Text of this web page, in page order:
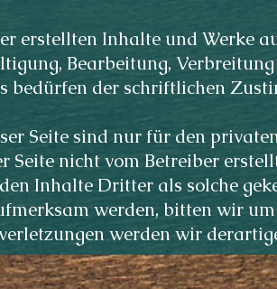
erstellten Inhalte und Werke
Bearbeitung,
bedürfen der schriftlichen
Seite sind nur für den
Seite nicht vom Betreiber
Inhalte Dritter als solche
werden, bitten wir
werden wir